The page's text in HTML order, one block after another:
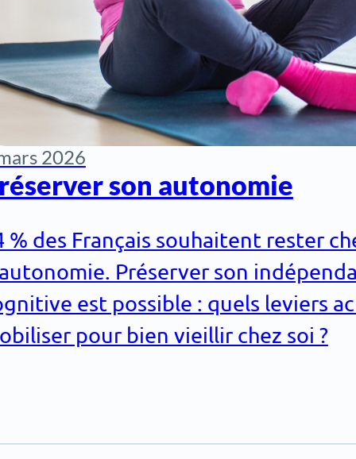
2026
son autonomie
% des Français souhaitent rester
Préserver son
est possible : quels leviers
pour bien vieillir chez soi ?